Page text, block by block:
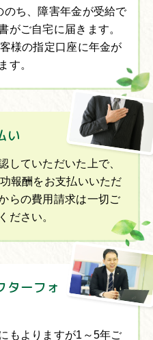
ち、障害年金が受給で
がご自宅に届きます。
様の指定口座に年金が
す。
い
していただいた上で、
報酬をお支払いいただ
らの費用請求は一切ご
ださい。
ターフォ
もよりますが1～5年ご